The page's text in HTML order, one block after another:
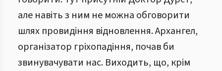
але навіть з ним не можна обговорити
шлях провидіння відновлення. Архангел,
організатор гріхопадіння, почав би
звинувачувати нас. Виходить, що, крім